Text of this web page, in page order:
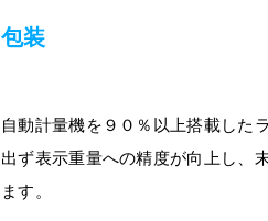
包装
自動計量機を９０％以上搭載した
出ず表示重量への精度が向上し、
ます。